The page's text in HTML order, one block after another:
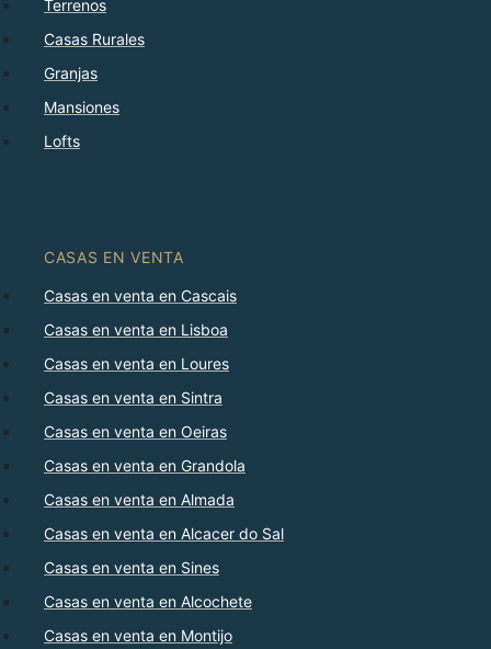
Terrenos
Casas Rurales
Granjas
Mansiones
Lofts
CASAS EN VENTA
Casas en venta en Cascais
Casas en venta en Lisboa
Casas en venta en Loures
Casas en venta en Sintra
Casas en venta en Oeiras
Casas en venta en Grandola
Casas en venta en Almada
Casas en venta en Alcacer do Sal
Casas en venta en Sines
Casas en venta en Alcochete
Casas en venta en Montijo